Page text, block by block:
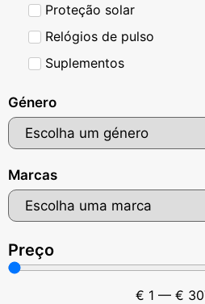
Proteção solar
Relógios de pulso
Suplementos
Género
Marcas
Preço
€ 1 — €